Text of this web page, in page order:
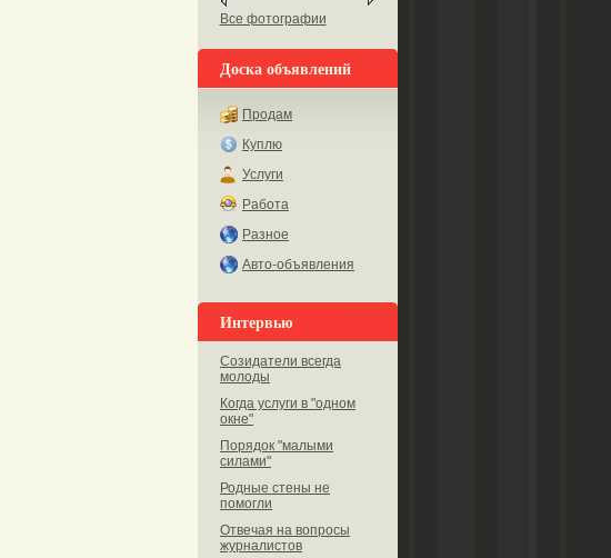
Все фотографии
Доска объявлений
Продам
Куплю
Услуги
Работа
Разное
Авто-объявления
Интервью
Созидатели всегда
молоды
Когда услуги в "одном
окне"
Порядок "малыми
силами"
Родные стены не
помогли
Отвечая на вопросы
журналистов